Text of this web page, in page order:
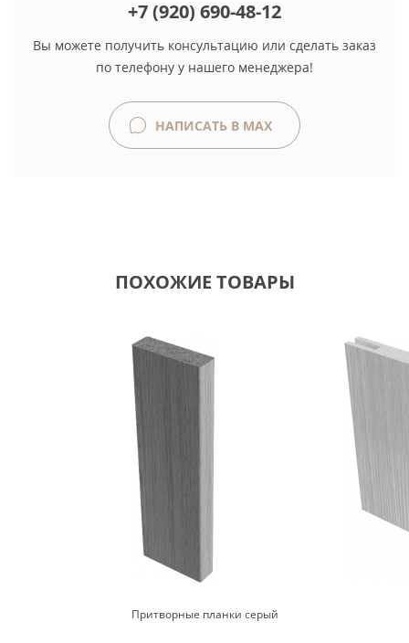
+7 (920) 690-48-12
Вы можете получить консультацию или сделать заказ
по телефону у нашего менеджера!
НАПИСАТЬ В MAX
ПОХОЖИЕ ТОВАРЫ
Притворные планки серый